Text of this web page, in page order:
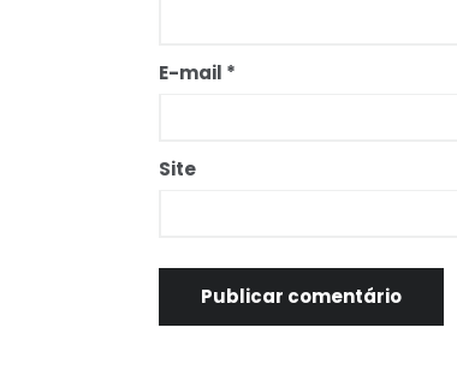
E-mail *
Site